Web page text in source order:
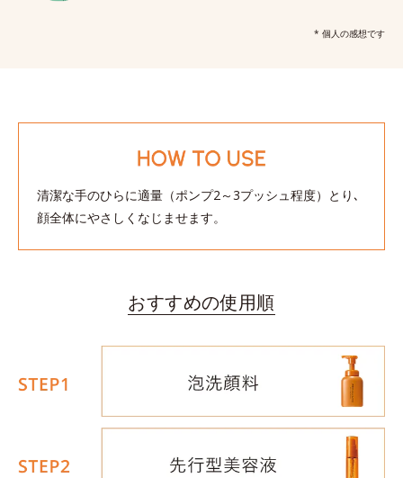
* 個人の感想です
清潔な手のひらに適量（ポンプ2～3プッシュ程度）とり､
顔全体にやさしくなじませます。
おすすめの使用順